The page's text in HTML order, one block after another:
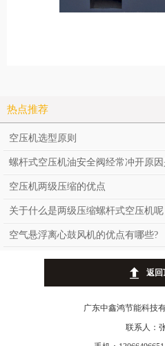
热点推荐
空压机选型原则
螺杆式空压机油安全阀经常冲开原
空压机两级压缩的优点
关于什么是两级压缩螺杆式空压机呢
空气悬浮离心鼓风机的优点有哪些?
返回
广东中鑫鸿节能科技
联系人：